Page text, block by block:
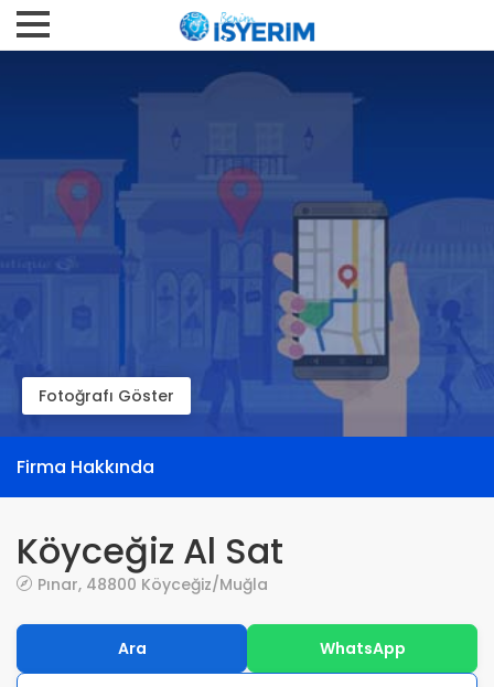
Fotoğrafı Göster
Firma Hakkında
Köyceğiz Al Sat
Pınar, 48800 Köyceğiz/Muğla
Ara WhatsApp